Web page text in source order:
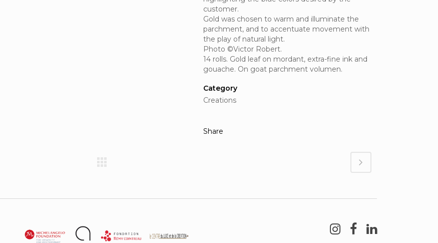
customer.
Gold was chosen to warm and illuminate the
parchment, and to accentuate movement with
the play of natural light.
Photo ©Victor Robert.
14 rolls. Gold leaf on mordant, extra-fine ink and
gouache. On goat parchment volumen.
Category
Creations
Share